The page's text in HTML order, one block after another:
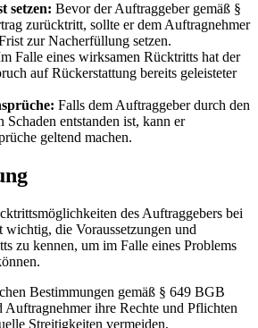
setzen: Bevor der Auftraggeber gemäß §
zurücktritt, sollte er dem Auftragnehmer
zur Nacherfüllung setzen.
Falle eines wirksamen Rücktritts hat der
auf Rückerstattung bereits geleisteter
Falls dem Auftraggeber durch den
Schaden entstanden ist, kann er
geltend machen.
des Auftraggebers bei
wichtig, die Voraussetzungen und
zu kennen, um im Falle eines Problems
Bestimmungen gemäß § 649 BGB
ihre Rechte und Pflichten
Streitigkeiten vermeiden.